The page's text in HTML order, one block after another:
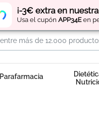
¡-3€ extra en
Usa el cupón APP34E en
Parafarmacia